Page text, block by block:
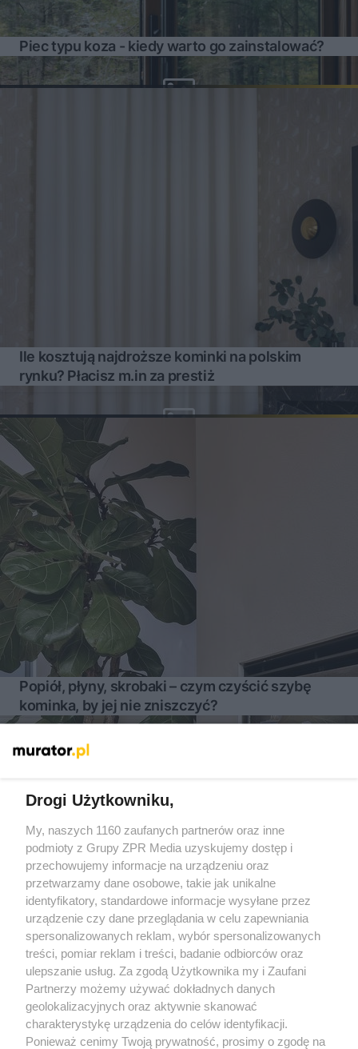
Piec typu koza - kiedy warto go zainstalować?
Ile kosztują najdroższe kominki na polskim
rynku? Płacisz m.in za prestiż
Popiół, płyny, skrobaki – czym czyścić szybę
kominka, by jej nie zniszczyć?
Żaden utwór zamieszczony w serwisie nie może być powielany i
rozpowszechniany lub dalej rozpowszechniany w jakikolwiek sposób
(w tym także elektroniczny lub mechaniczny) na jakimkolwiek polu
eksploatacji w jakiejkolwiek formie, włącznie z umieszczaniem w
Internecie bez pisemnej zgody właściciela praw. Jakiekolwiek użycie
lub wykorzystanie utworów w całości lub w części z naruszeniem
prawa, tzn. bez właściwej zgody, jest zabronione pod groźbą kary i
może być ścigane prawnie.
Drogi Użytkowniku,
My, naszych 1160 zaufanych partnerów oraz inne
podmioty z Grupy ZPR Media uzyskujemy dostęp i
przechowujemy informacje na urządzeniu oraz
przetwarzamy dane osobowe, takie jak unikalne
identyfikatory, standardowe informacje wysyłane przez
urządzenie czy dane przeglądania w celu zapewniania
spersonalizowanych reklam, wybór spersonalizowanych
treści, pomiar reklam i treści, badanie odbiorców oraz
ulepszanie usług. Za zgodą Użytkownika my i Zaufani
Partnerzy możemy używać dokładnych danych
geolokalizacyjnych oraz aktywnie skanować
charakterystykę urządzenia do celów identyfikacji.
Ponieważ cenimy Twoją prywatność, prosimy o zgodę na